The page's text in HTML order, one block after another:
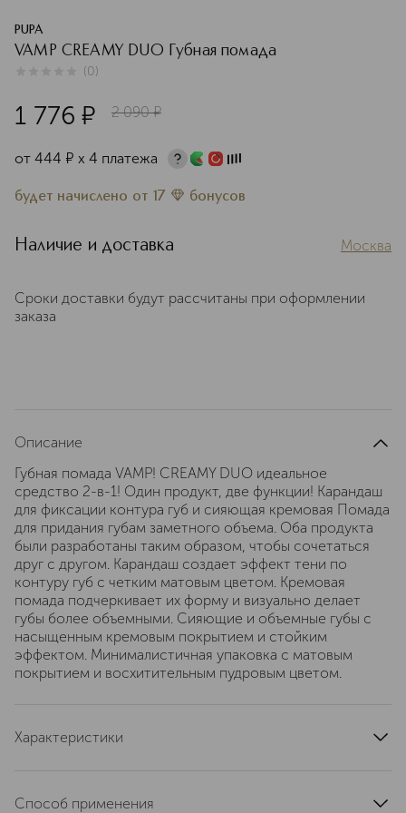
PUPA
VAMP CREAMY DUO Губная помада
(0)
1 776 ¤ 2 090 ¤
от 444 ¤ х 4 платежа
будет начислено от 17 бонусов
Наличие и доставка Москва
Сроки доставки будут рассчитаны при оформлении
заказа
Описание
Губная помада VAMP! CREAMY DUO идеальное
средство 2-в-1! Один продукт, две функции! Карандаш
для фиксации контура губ и сияющая кремовая Помада
для придания губам заметного объема. Оба продукта
были разработаны таким образом, чтобы сочетаться
друг с другом. Карандаш создает эффект тени по
контуру губ с четким матовым цветом. Кремовая
помада подчеркивает их форму и визуально делает
губы более объемными. Сияющие и объемные губы с
насыщенным кремовым покрытием и стойким
эффектом. Минималистичная упаковка с матовым
покрытием и восхитительным пудровым цветом.
Характеристики
страна производства
Способ применения